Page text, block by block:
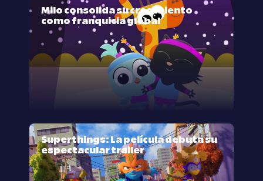
Milo consolida su crecimiento
como franquicia global
Superthings: La película debuta su
espectacular trailer